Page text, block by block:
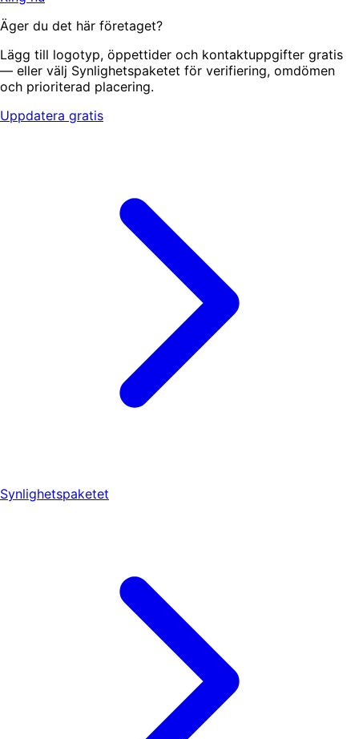
Äger du det här företaget?
Lägg till logotyp, öppettider och kontaktuppgifter gratis
— eller välj Synlighetspaketet för verifiering, omdömen
och prioriterad placering.
Uppdatera gratis
Synlighetspaketet